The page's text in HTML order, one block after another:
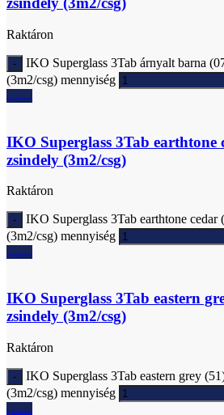
Raktáron
IKO Superglass 3Tab árnyalt barna
(3m2/csg) mennyiség
Ajánlatkérés
IKO Superglass 3Tab earthtone
zsindely (3m2/csg)
Raktáron
IKO Superglass 3Tab earthtone cedar
(3m2/csg) mennyiség
Ajánlatkérés
IKO Superglass 3Tab eastern
zsindely (3m2/csg)
Raktáron
IKO Superglass 3Tab eastern grey
(3m2/csg) mennyiség
Ajánlatkérés